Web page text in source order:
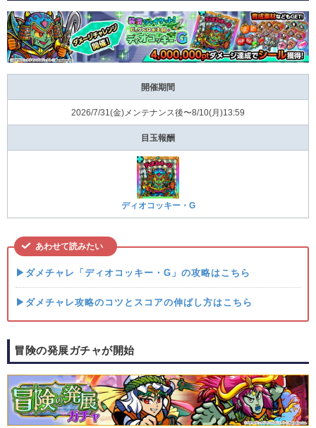
開催期間
2026/7/31(⾦)メンテナンス後〜8/10(⽉)13:59
目玉報酬
ディオコッキー・G
あわせて読みたい
▶ダメチャレ「ディオコッキー・G」の攻略はこちら
▶ダメチャレ攻略のコツとスコアの伸ばし方はこちら
冒険の発展ガチャが開始